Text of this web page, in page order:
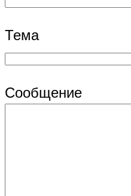
Тема
Сообщение